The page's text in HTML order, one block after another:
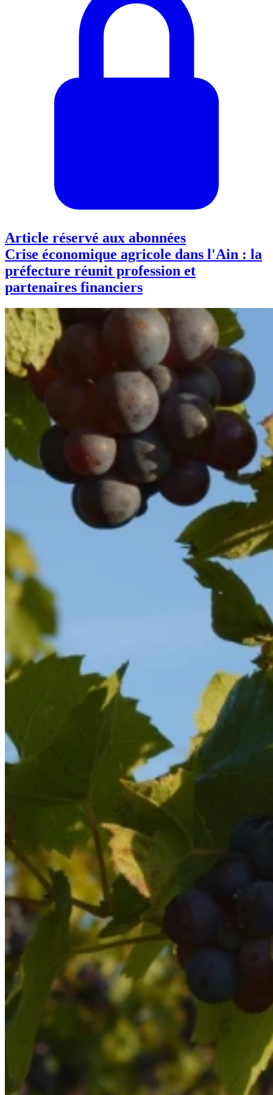
Article réservé aux abonnées
Crise économique agricole dans l'Ain : la
préfecture réunit profession et
partenaires financiers